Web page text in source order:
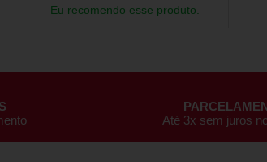
Eu recomendo esse produto.
Até 3x sem juros